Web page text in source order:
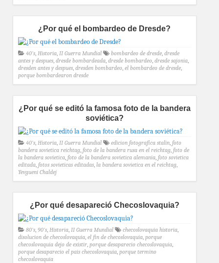
¿Por qué el bombardeo de Dresde?
40's, Historia, II Guerra Mundial bombardeo de dresde, dresde
antes y despues, dresde bombardeada, dresde bombardeo, dresde sajonia,
dresden antes y despues, dresden bombardeo, el bombardeo de dresde,
porque bombardearon dresde
¿Por qué se editó la famosa foto de la bandera
soviética?
40's, Historia, II Guerra Mundial edicion fotografica stalin, foto
bandera sovietica reichtag, foto de la bandera rusa en el reichtag, foto de
la bandera sovietica, foto de la bandera sovietica alemania, foto sovietica
editada, fotos sovieticas editadas, la bandera sovietica en el reichtag,
Yevgueni Chaldej
¿Por qué desapareció Checoslovaquia?
80's, 90's, Historia, II Guerra Mundial checoslovaquia historia,
disolucion de checoslovaquia, el fin de checoslovaquia, porque
checoslovaquia dejo de existir, porque desaparecio checoslovaquia,
porque desaparecio el pais checoslovaquia, porque termino
checoslovaquia